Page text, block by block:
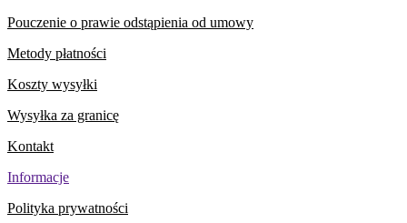
Pouczenie o prawie odstąpienia od umowy
Metody płatności
Koszty wysyłki
Wysyłka za granicę
Kontakt
Informacje
Polityka prywatności